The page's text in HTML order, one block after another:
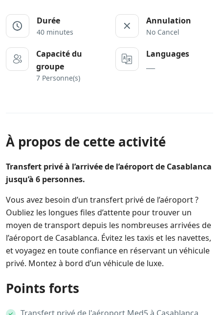
Durée
40 minutes
Annulation
No Cancel
Capacité du
groupe
7 Personne(s)
Languages
À propos de cette activité
Transfert privé à l’arrivée de l’aéroport de Casablanca
jusqu’à 6 personnes.
Vous avez besoin d’un transfert privé de l’aéroport ?
Oubliez les longues files d’attente pour trouver un
moyen de transport depuis les nombreuses arrivées de
l’aéroport de Casablanca. Évitez les taxis et les navettes,
et voyagez en toute confiance en réservant un véhicule
privé. Montez à bord d’un véhicule de luxe.
Points forts